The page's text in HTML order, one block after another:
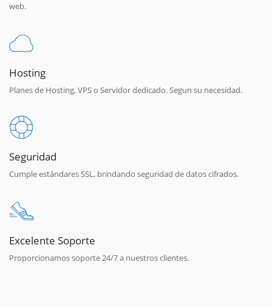
web.
Hosting
Planes de Hosting, VPS o Servidor dedicado. Segun su necesidad.
Seguridad
Cumple estándares SSL, brindando seguridad de datos cifrados.
Excelente Soporte
Proporcionamos soporte 24/7 a nuestros clientes.